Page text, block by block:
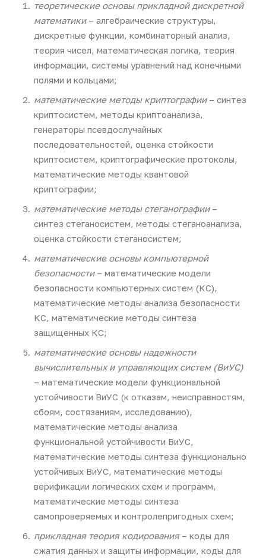
теоретические основы прикладной дискретной
математики– алгебраические структуры,
дискретные функции, комбинаторный анализ,
теория чисел, математическая логика, теория
информации, системы уравнений над конечными
полями и кольцами;
математические методы криптографии– синтез
криптосистем, методы криптоанализа,
генераторы псевдослучайных
последовательностей, оценка стойкости
криптосистем, криптографические протоколы,
математические методы квантовой
криптографии;
математические методы стеганографии–
синтез стеганосистем, методы стеганоанализа,
оценка стойкости стеганосистем;
математические основы компьютерной
безопасности– математические модели
безопасности компьютерных систем (КС),
математические методы анализа безопасности
КС, математические методы синтеза
защищенных КС;
математические основы надежности
вычислительных и управляющих систем (ВиУС)
– математические модели функциональной
устойчивости ВиУС (к отказам, неисправностям,
сбоям, состязаниям, исследованию),
математические методы анализа
функциональной устойчивости ВиУС,
математические методы синтеза функционально
устойчивых ВиУС, математические методы
верификации логических схем и программ,
математические методы синтеза
самопроверяемых и контролепригодных схем;
прикладная теория кодирования– коды для
сжатия данных и защиты информации, коды для